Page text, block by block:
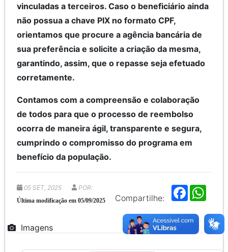
vinculadas a terceiros. Caso o beneficiário ainda
não possua a chave PIX no formato CPF,
orientamos que procure a agência bancária de
sua preferência e solicite a criação da mesma,
garantindo, assim, que o repasse seja efetuado
corretamente.
Contamos com a compreensão e colaboração
de todos para que o processo de reembolso
ocorra de maneira ágil, transparente e segura,
cumprindo o compromisso do programa em
benefício da população.
Compartilhe:
F
a
e
b
o
t
s
A
p
05 SET, 2025 POR:
Última modificação em 05/09/2025
Imagens